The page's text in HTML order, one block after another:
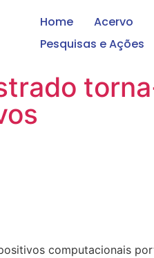
Home Acervo
Pesquisas e Ações
computacionais